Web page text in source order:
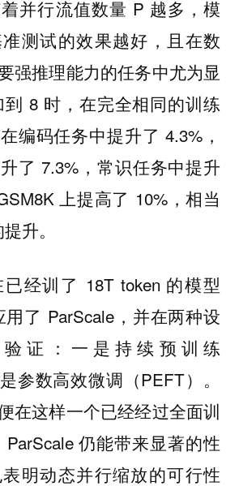
并行流值数量 P 越多，模
测试的效果越好，且在数
强推理能力的任务中尤为显
8 时，在完全相同的训练
编码任务中提升了 4.3%，
了 7.3%，常识任务中提升
上提高了 10%，相当
升。
经训了 18T token 的模型
用了 ParScale，并在两种设
证：一是持续预训练
参数高效微调（PEFT）。
在这样一个已经经过全面训
仍能带来显著的性
明动态并行缩放的可行性